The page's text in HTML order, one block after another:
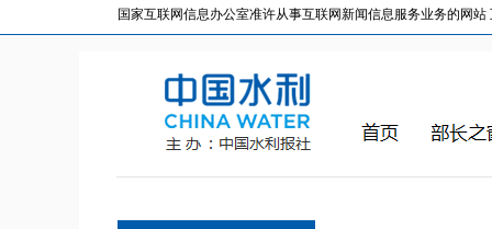
国家互联网信息办公室准许从事互联网新闻信息服务业务的网站